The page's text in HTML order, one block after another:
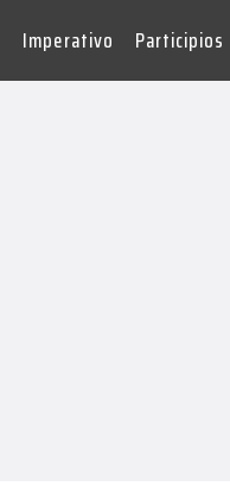
Imperativo Participios